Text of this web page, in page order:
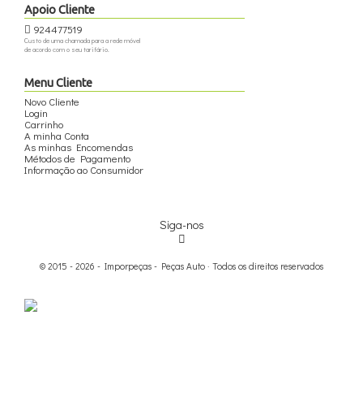
Apoio Cliente
924477519
Custo de uma chamada para a rede móvel
de acordo com o seu tarifário.
Menu Cliente
Novo Cliente
Login
Carrinho
A minha Conta
As minhas Encomendas
Métodos de Pagamento
Informação ao Consumidor
Siga-nos
© 2015 - 2026 - Imporpeças - Peças Auto · Todos os direitos reservados